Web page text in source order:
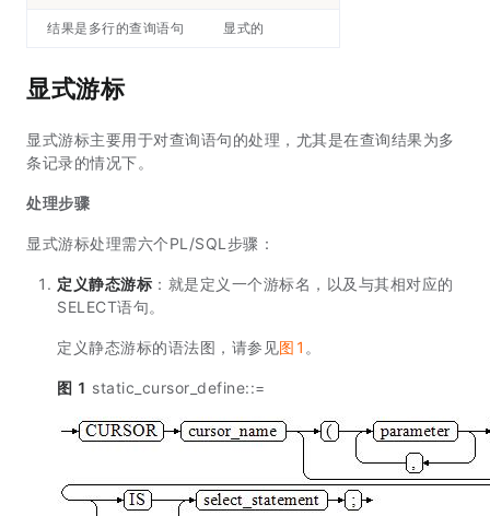
结果是多行的查询语句 显式的
显式游标
显式游标主要用于对查询语句的处理，尤其是在查询结果为多
条记录的情况下。
处理步骤
显式游标处理需六个PL/SQL步骤：
定义静态游标 ：就是定义一个游标名，以及与其相对应的
SELECT语句。
定义静态游标的语法图，请参见图1 。
图 1 static_cursor_define::=